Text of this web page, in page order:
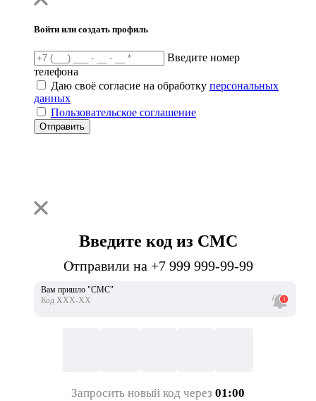
Войти или создать профиль
Введите номер
телефона
Даю своё согласие на обработку персональных
данных
Пользовательское соглашение
Отправить
Введите код из СМС
Отправили на +7 999 999-99-99
Вам пришло "СМС"
Код ХХХ-ХХ
Запросить новый код через 01:00